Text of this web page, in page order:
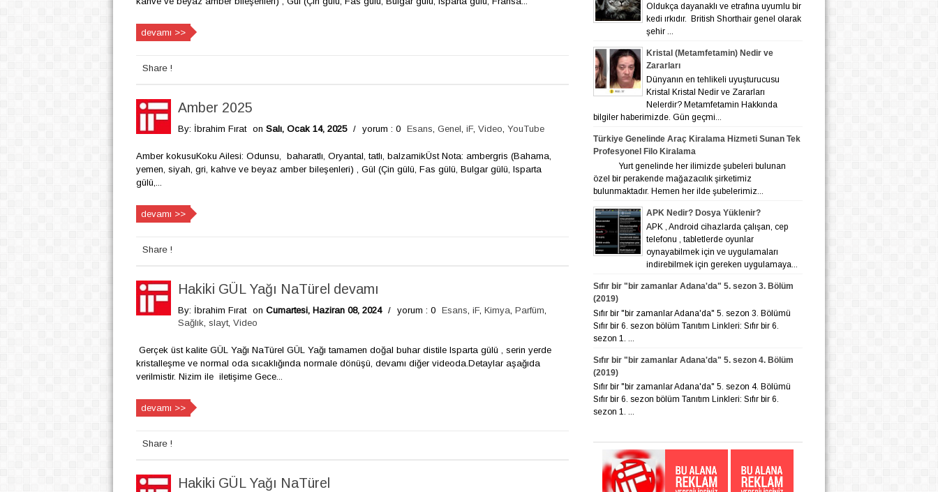
devamı >>
Share !
Amber 2025
By: İbrahim Fırat on Salı, Ocak 14, 2025 / yorum : 0 Esans Genel iF, Video YouTube
Amber kokusuKoku Ailesi: Odunsu, baharatlı, Oryantal, tatlı, balzamikÜst Nota: ambergris (Bahama,
yemen, siyah, gri, kahve ve beyaz amber bileşenleri) , Gül (Çin gülü, Fas gülü, Bulgar gülü, Isparta
gülü,...
devamı >>
Share !
Hakiki GÜL Yağı NaTürel devamı
By: İbrahim Fırat on Cumartesi, Haziran 08, 2024 / yorum : 0 Esans iF, Kimya Parfüm
Sağlık slayt, Video
Gerçek üst kalite GÜL Yağı NaTürel GÜL Yağı tamamen doğal buhar distile Isparta gülü , serin yerde
kristalleşme ve normal oda sıcaklığında normale dönüşü, devamı diğer videoda.Detaylar aşağıda
verilmistir. Nizim ile iletişime Gece...
devamı >>
Share !
Hakiki GÜL Yağı NaTürel
Oldukça dayanaklı ve etrafına uyumlu bir
kedi ırkıdır. British Shorthair genel olarak
şehir ...
Kristal (Metamfetamin) Nedir ve
Zararları
Dünyanın en tehlikeli uyuşturucusu
Kristal Kristal Nedir ve Zararları
Nelerdir? Metamfetamin Hakkında
bilgiler haberimizde. Gün geçmi...
Türkiye Genelinde Araç Kiralama Hizmeti Sunan Tek
Profesyonel Filo Kiralama
Yurt genelinde her ilimizde şubeleri bulunan
özel bir perakende mağazacılık şirketimiz
bulunmaktadır. Hemen her ilde şubelerimiz...
APK Nedir? Dosya Yüklenir?
APK , Android cihazlarda çalışan, cep
telefonu , tabletlerde oyunlar
oynayabilmek için ve uygulamaları
indirebilmek için gereken uygulamaya...
Sıfır bir "bir zamanlar Adana'da" 5. sezon 3. Bölüm
(2019)
Sıfır bir "bir zamanlar Adana'da" 5. sezon 3. Bölümü
Sıfır bir 6. sezon bölüm Tanıtım Linkleri: Sıfır bir 6.
sezon 1. ...
Sıfır bir "bir zamanlar Adana'da" 5. sezon 4. Bölüm
(2019)
Sıfır bir "bir zamanlar Adana'da" 5. sezon 4. Bölümü
Sıfır bir 6. sezon bölüm Tanıtım Linkleri: Sıfır bir 6.
sezon 1. ...